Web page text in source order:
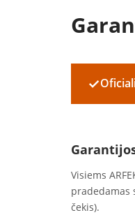
✓
Visiems
pradedamas
čekis).